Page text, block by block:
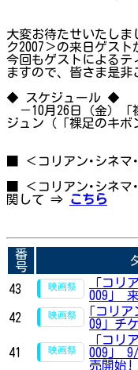
大変お待たせいたしま
ク2007＞の来日ゲスト
今回もゲストによるテ
ますので、皆さま是非
◆ スケジュール ◆
－10月26日（金）「
ジュン（「裸足のキボ
■ ＜コリアン･シネ
■ ＜コリアン･シネマ
関して ⇒
こちら
番
号
43
「コリ
009」
42
｢コリ
09｣ チ
41
「コリ
009」
売開始!